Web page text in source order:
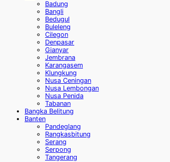
Badung
Bangli
Bedugul
Buleleng
Cilegon
Denpasar
Gianyar
Jembrana
Karangasem
Klungkung
Nusa Ceningan
Nusa Lembongan
Nusa Penida
Tabanan
Bangka Belitung
Banten
Pandeglang
Rangkasbitung
Serang
Serpong
Tangerang